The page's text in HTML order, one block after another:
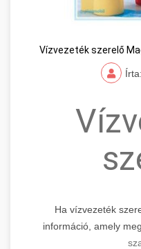
Vízvezeték szerelő
Ha vízvezeték
információ, amely